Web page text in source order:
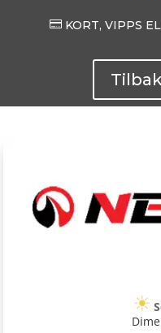
 KORT, VIPPS